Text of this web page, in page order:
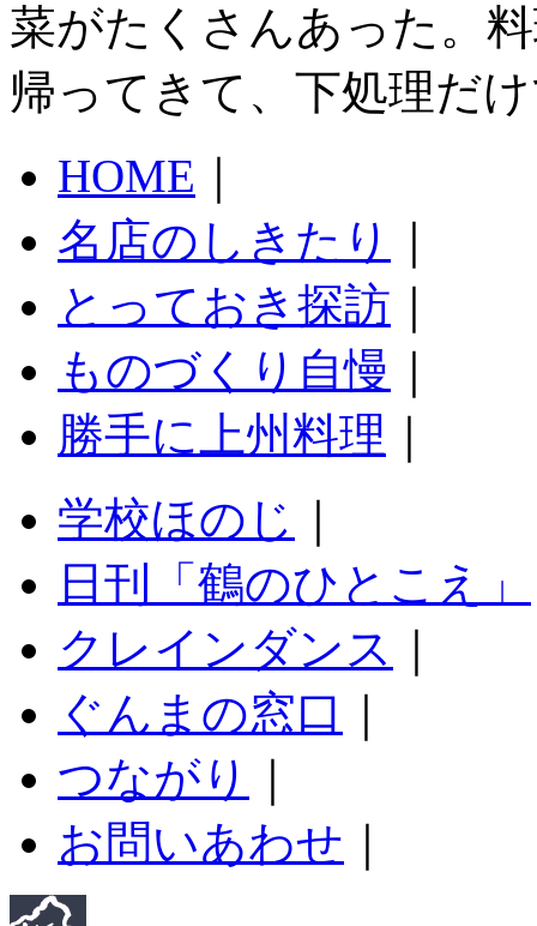
菜がたくさんあった。
帰ってきて、下処理だ
HOME
名店のしきたり
とっておき探訪
ものづくり自慢
勝手に上州料理
学校ほのじ
日刊「鶴のひとこえ」
クレインダンス
ぐんまの窓口
つながり
お問いあわせ